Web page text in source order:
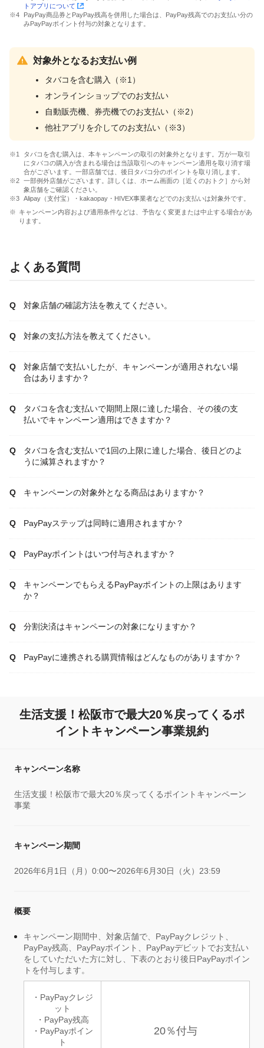
トアプリについて
PayPay商品券とPayPay残高を併用した場合は、PayPay残高でのお支払い分の
みPayPayポイント付与の対象となります。
対象外となるお支払い例
タバコを含む購入（※1）
オンラインショップでのお支払い
自動販売機、券売機でのお支払い（※2）
他社アプリを介してのお支払い（※3）
タバコを含む購入は、本キャンペーンの取引の対象外となります。万が一取引
にタバコの購入が含まれる場合は当該取引へのキャンペーン適用を取り消す場
合がございます。一部店舗では、後日タバコ分のポイントを取り消します。
一部例外店舗がございます。詳しくは、ホーム画面の［近くのおトク］から対
象店舗をご確認ください。
Alipay（支付宝）・kakaopay・HIVEX事業者などでのお支払いは対象外です。
キャンペーン内容および適用条件などは、予告なく変更または中止する場合があ
ります。
よくある質問
対象店舗の確認方法を教えてください。
対象の支払方法を教えてください。
対象店舗で支払いしたが、キャンペーンが適用されない場
合はありますか？
タバコを含む支払いで期間上限に達した場合、その後の支
払いでキャンペーン適用はできますか？
タバコを含む支払いで1回の上限に達した場合、後日どのよ
うに減算されますか？
キャンペーンの対象外となる商品はありますか？
PayPayステップは同時に適用されますか？
PayPayポイントはいつ付与されますか？
キャンペーンでもらえるPayPayポイントの上限はあります
か？
分割決済はキャンペーンの対象になりますか？
PayPayに連携される購買情報はどんなものがありますか？
生活支援！松阪市で最大20％戻ってくるポ
イントキャンペーン事業規約
キャンペーン名称
生活支援！松阪市で最大20％戻ってくるポイントキャンペーン
事業
キャンペーン期間
2026年6月1日（月）0:00〜2026年6月30日（火）23:59
概要
キャンペーン期間中、対象店舗で、PayPayクレジット、
PayPay残高、PayPayポイント、PayPayデビットでお支払い
をしていただいた方に対し、下表のとおり後日PayPayポイン
トを付与します。
・PayPayクレジ
ット
・PayPay残高
・PayPayポイン
ト
20％付与